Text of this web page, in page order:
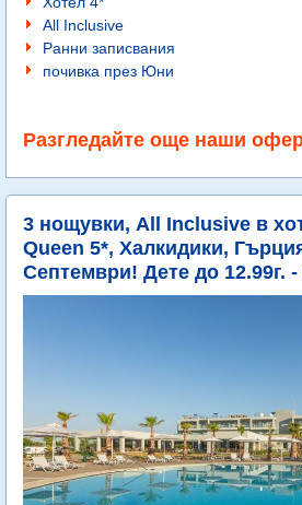
All Inclusive
Ранни записвания
почивка през Юни
Разгледайте още наши
3 нощувки, All Inclusive в
Queen 5*, Халкидики,
Септември! Дете до 12.99г.